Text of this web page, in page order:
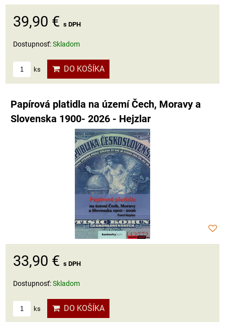
39,90 € s DPH
Dostupnosť:Skladom
ks DO KOŠÍKA
Papírová platidla na území Čech, Moravy a
Slovenska 1900- 2026 - Hejzlar
33,90 € s DPH
Dostupnosť:Skladom
ks DO KOŠÍKA